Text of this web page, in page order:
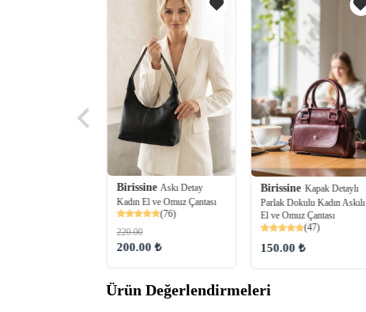
Birissine Askı Detay
Kadın El ve Omuz Çantası
(76)
220.00
200.00 ₺
Birissine Kapak Detaylı
Parlak Dokulu Kadın Askılı
El ve Omuz Çantası
(47)
150.00 ₺
Ürün Değerlendirmeleri